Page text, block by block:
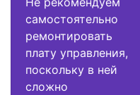
самостоятельно
ремонтировать
плату управления,
поскольку в ней
сложно